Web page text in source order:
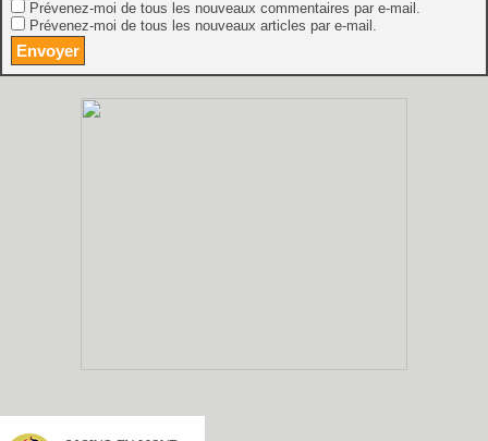
Prévenez-moi de tous les nouveaux commentaires par e-mail.
Prévenez-moi de tous les nouveaux articles par e-mail.